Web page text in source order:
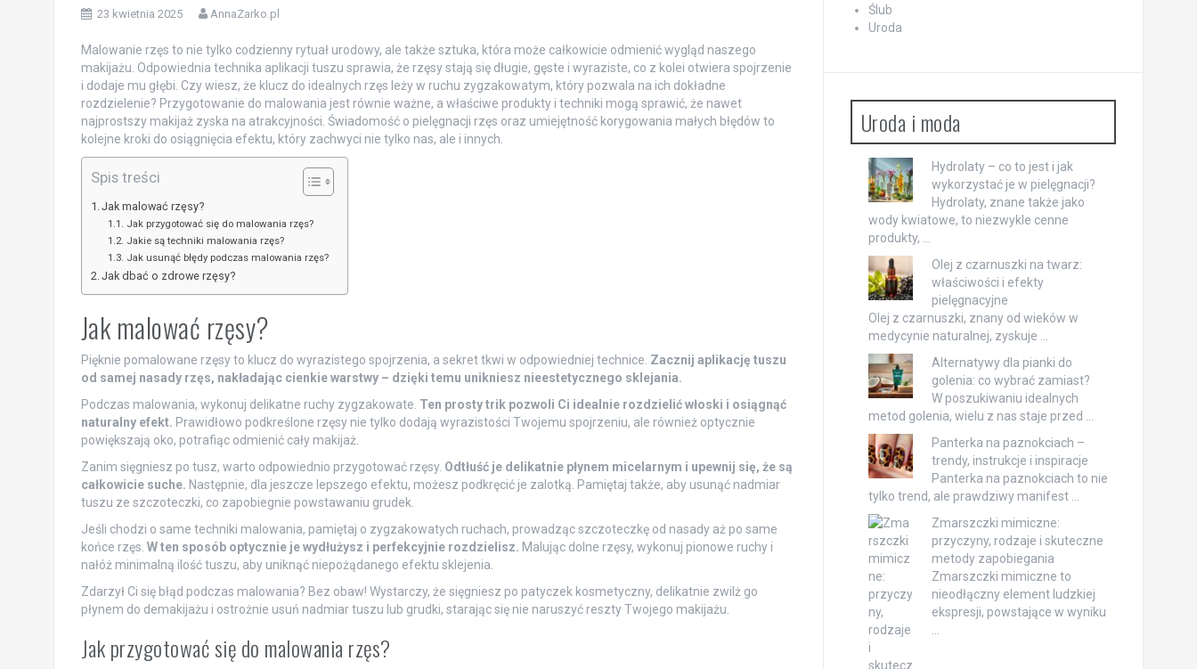
23 kwietnia 2025 AnnaZarko.pl
Malowanie rzęs to nie tylko codzienny rytuał urodowy, ale także sztuka, która może całkowicie odmienić wygląd naszego
makijażu. Odpowiednia technika aplikacji tuszu sprawia, że rzęsy stają się długie, gęste i wyraziste, co z kolei otwiera spojrzenie
i dodaje mu głębi. Czy wiesz, że klucz do idealnych rzęs leży w ruchu zygzakowatym, który pozwala na ich dokładne
rozdzielenie? Przygotowanie do malowania jest równie ważne, a właściwe produkty i techniki mogą sprawić, że nawet
najprostszy makijaż zyska na atrakcyjności. Świadomość o pielęgnacji rzęs oraz umiejętność korygowania małych błędów to
kolejne kroki do osiągnięcia efektu, który zachwyci nie tylko nas, ale i innych.
Spis treści
Jak malować rzęsy?
Jak przygotować się do malowania rzęs?
Jakie są techniki malowania rzęs?
Jak usunąć błędy podczas malowania rzęs?
Jak dbać o zdrowe rzęsy?
Jak malować rzęsy?
Pięknie pomalowane rzęsy to klucz do wyrazistego spojrzenia, a sekret tkwi w odpowiedniej technice. Zacznij aplikację tuszu
od samej nasady rzęs, nakładając cienkie warstwy – dzięki temu unikniesz nieestetycznego sklejania.
Podczas malowania, wykonuj delikatne ruchy zygzakowate. Ten prosty trik pozwoli Ci idealnie rozdzielić włoski i osiągnąć
naturalny efekt. Prawidłowo podkreślone rzęsy nie tylko dodają wyrazistości Twojemu spojrzeniu, ale również optycznie
powiększają oko, potrafiąc odmienić cały makijaż.
Zanim sięgniesz po tusz, warto odpowiednio przygotować rzęsy. Odtłuść je delikatnie płynem micelarnym i upewnij się, że są
całkowicie suche. Następnie, dla jeszcze lepszego efektu, możesz podkręcić je zalotką. Pamiętaj także, aby usunąć nadmiar
tuszu ze szczoteczki, co zapobiegnie powstawaniu grudek.
Jeśli chodzi o same techniki malowania, pamiętaj o zygzakowatych ruchach, prowadząc szczoteczkę od nasady aż po same
końce rzęs. W ten sposób optycznie je wydłużysz i perfekcyjnie rozdzielisz. Malując dolne rzęsy, wykonuj pionowe ruchy i
nałóż minimalną ilość tuszu, aby uniknąć niepożądanego efektu sklejenia.
Zdarzył Ci się błąd podczas malowania? Bez obaw! Wystarczy, że sięgniesz po patyczek kosmetyczny, delikatnie zwilż go
płynem do demakijażu i ostrożnie usuń nadmiar tuszu lub grudki, starając się nie naruszyć reszty Twojego makijażu.
Jak przygotować się do malowania rzęs?
Ślub
Uroda
Uroda i moda
Hydrolaty – co to jest i jak
wykorzystać je w pielęgnacji?
Hydrolaty, znane także jako
wody kwiatowe, to niezwykle cenne
produkty, …
Olej z czarnuszki na twarz:
właściwości i efekty
pielęgnacyjne
Olej z czarnuszki, znany od wieków w
medycynie naturalnej, zyskuje …
Alternatywy dla pianki do
golenia: co wybrać zamiast?
W poszukiwaniu idealnych
metod golenia, wielu z nas staje przed …
Panterka na paznokciach –
trendy, instrukcje i inspiracje
Panterka na paznokciach to nie
tylko trend, ale prawdziwy manifest …
Zmarszczki mimiczne:
przyczyny, rodzaje i skuteczne
metody zapobiegania
Zmarszczki mimiczne to
nieodłączny element ludzkiej
ekspresji, powstające w wyniku